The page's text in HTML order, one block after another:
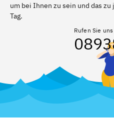
um bei Ihnen zu sein und das
Tag.
Rufen Sie uns